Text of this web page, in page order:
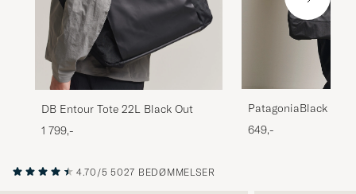
DB Entour Tote 22L Black Out
1 799,-
PatagoniaBlack
25LBlack
649,-
4.70/5 5027 BEDØMMELSER